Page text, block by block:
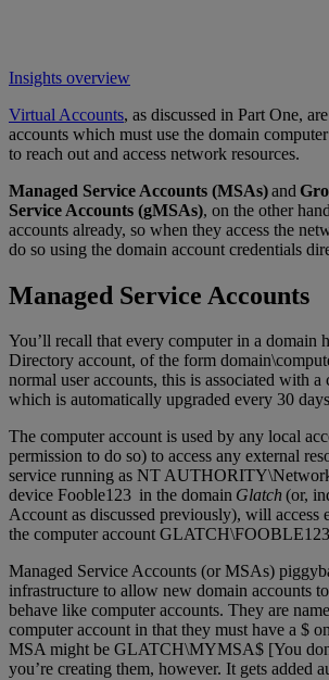
Insights overview
Virtual Accounts, as discussed in Part One,
accounts which must use the domain
to reach out and access network resources.
Managed Service Accounts (MSAs)and
Service Accounts (gMSAs), on the other
accounts already, so when they access the
do so using the domain account credentials
Managed Service Accounts
You’ll recall that every computer in a domain
Directory account, of the form
normal user accounts, this is associated with
which is automatically upgraded every 30
The computer account is used by any local
permission to do so) to access any external
service running as NT
device Fooble123 in the domain Glatch (or,
Account as discussed previously), will access
the computer account
Managed Service Accounts (or MSAs)
infrastructure to allow new domain accounts
behave like computer accounts. They are
computer account in that they must have a $
MSA might be GLATCH\MYMSA$ [You
you’re creating them, however. It gets added